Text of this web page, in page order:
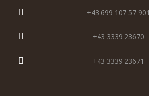
+43 699 107 57 901
+43 3339 23670
+43 3339 23671